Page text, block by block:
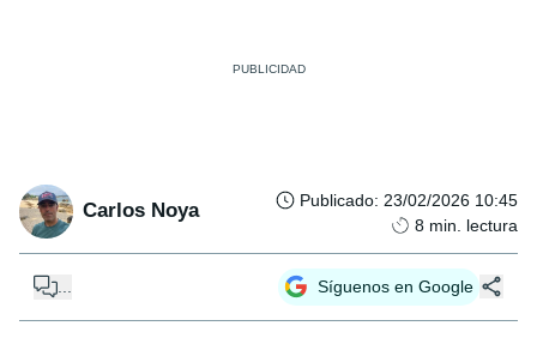
Carlos Noya Publicado: 23/02/2026 10:45
8 min. lectura
Síguenos en Google